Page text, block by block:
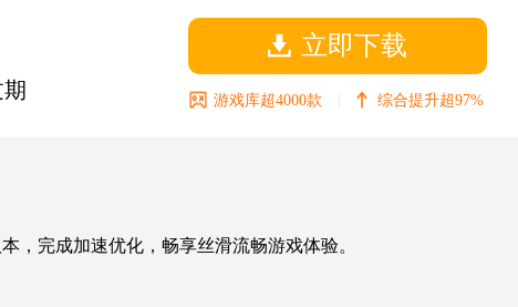
立即下载
游戏库超4000款 | 综合提升超97%
，完成加速优化，畅享丝滑流畅游戏体验。